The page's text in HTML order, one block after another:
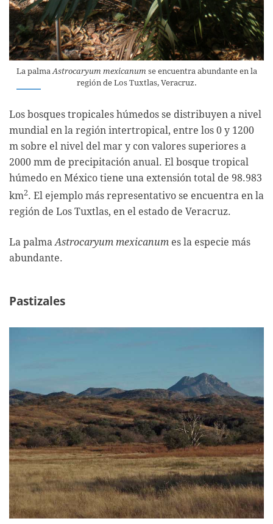
La palma Astrocaryum mexicanum se encuentra abundante en la
región de Los Tuxtlas, Veracruz.
Los bosques tropicales húmedos se distribuyen a nivel
mundial en la región intertropical, entre los 0 y 1200
m sobre el nivel del mar y con valores superiores a
2000 mm de precipitación anual. El bosque tropical
húmedo en México tiene una extensión total de 98.983
km2. El ejemplo más representativo se encuentra en la
región de Los Tuxtlas, en el estado de Veracruz.
La palmaAstrocaryum mexicanum es la especie más
abundante.
Pastizales